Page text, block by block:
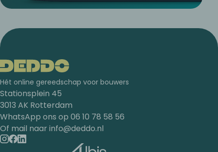
Hét online gereedschap voor bouwers
Stationsplein 45
3013 AK Rotterdam
WhatsApp ons op 06 10 78 58 56
Of mail naar info@deddo.nl